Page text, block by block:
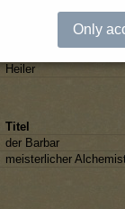
Heiler
Titel
der Barbar
meisterlicher
Only